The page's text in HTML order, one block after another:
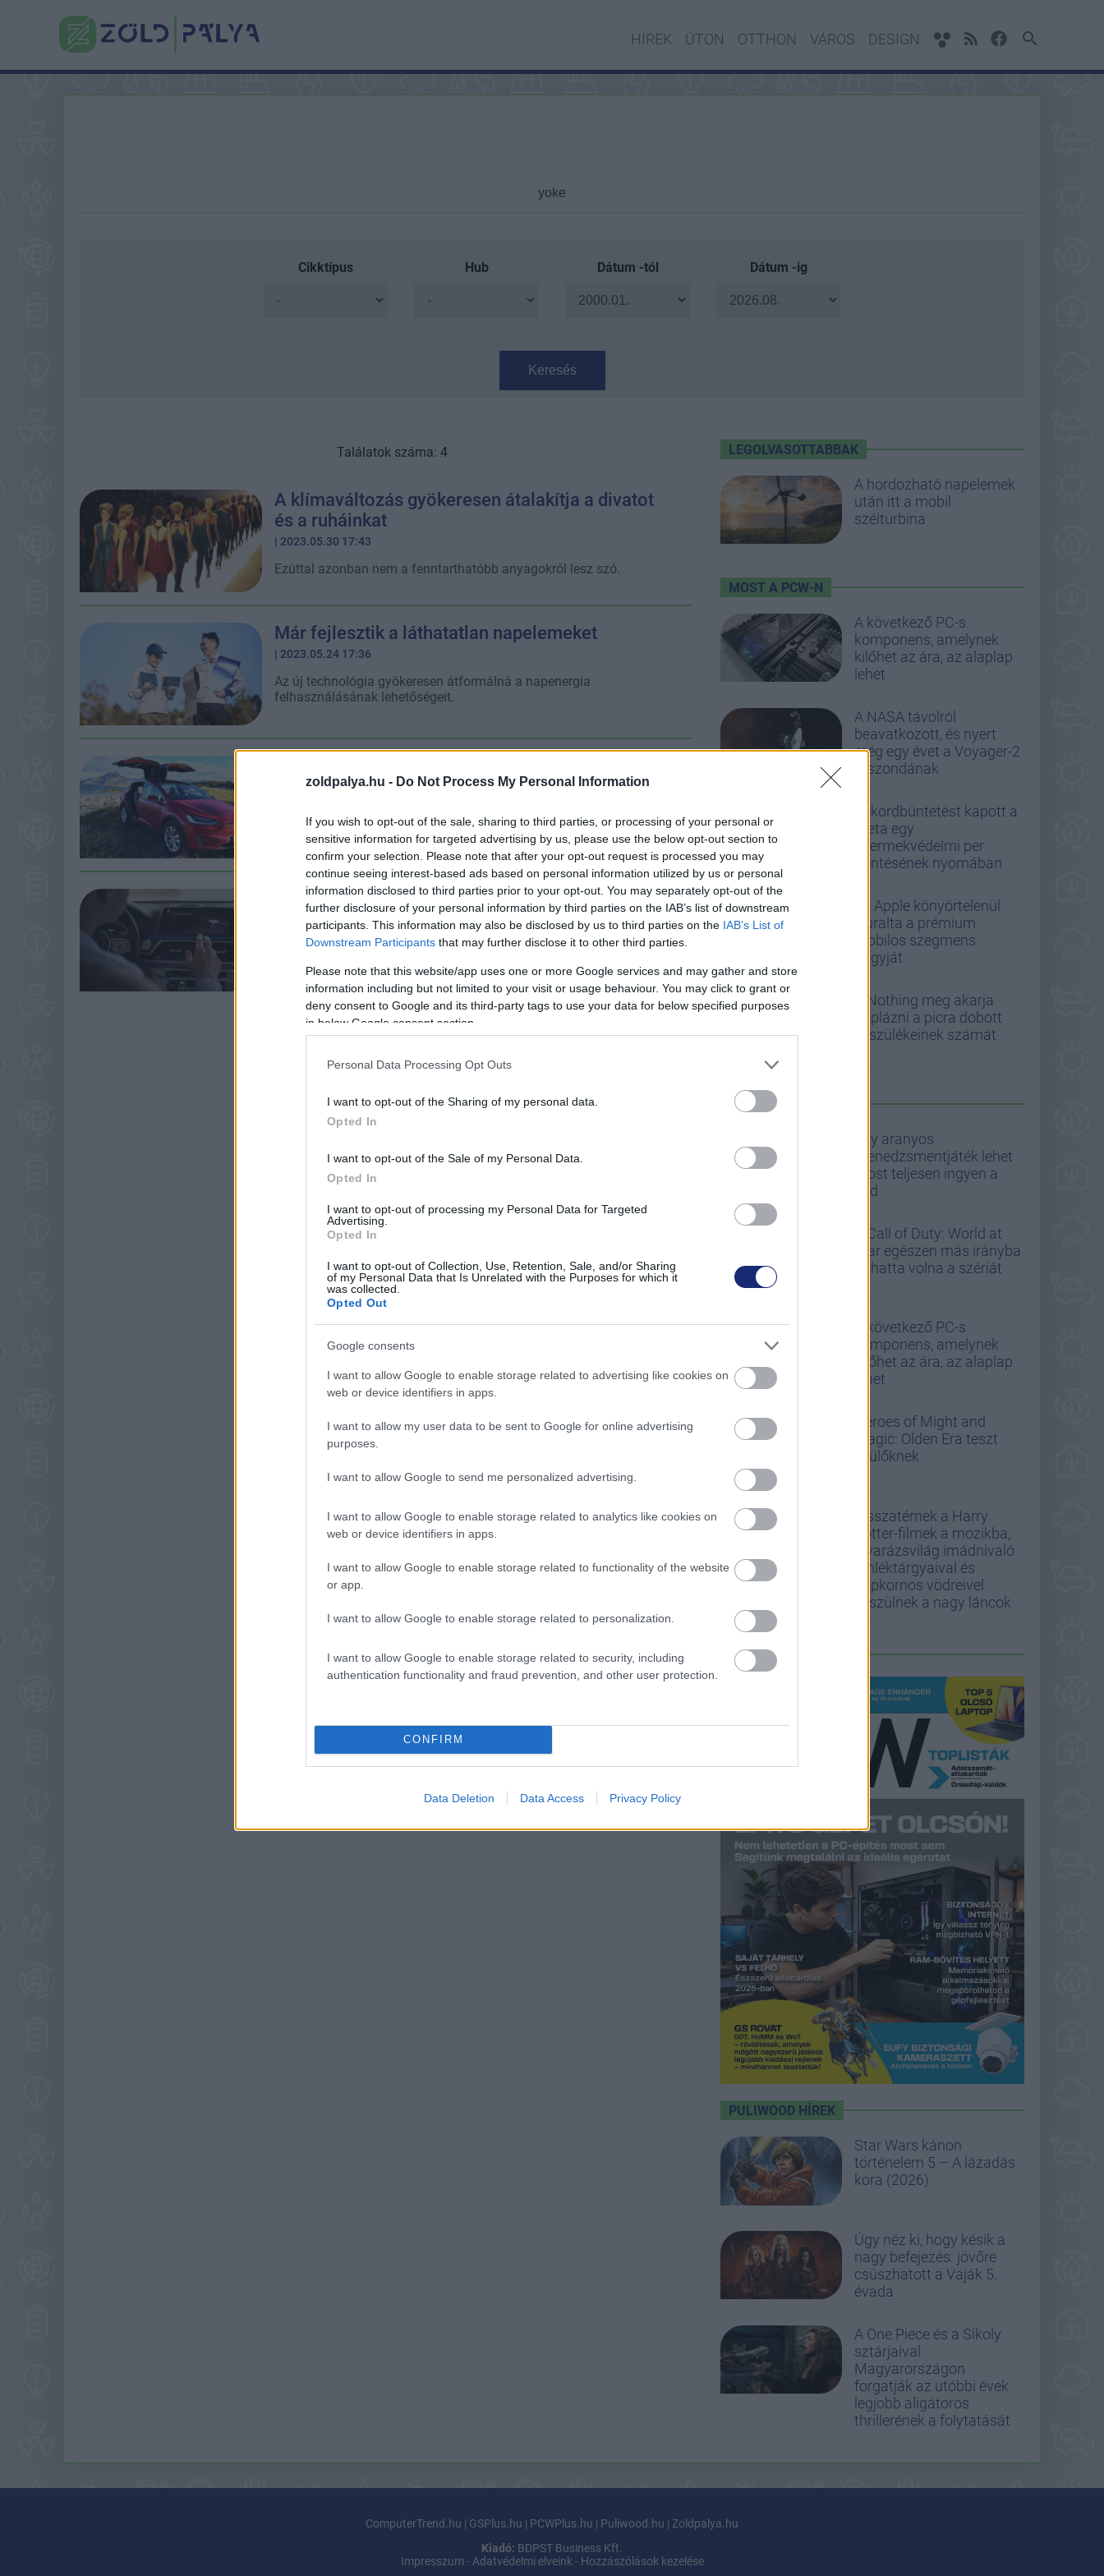
zoldpalya.hu - Do Not Process My Personal Information
If you wish to opt-out of the sale, sharing to third parties, or processing of your personal or
sensitive information for targeted advertising by us, please use the below opt-out section to
confirm your selection. Please note that after your opt-out request is processed you may
continue seeing interest-based ads based on personal information utilized by us or personal
information disclosed to third parties prior to your opt-out. You may separately opt-out of the
further disclosure of your personal information by third parties on the IAB’s list of downstream
participants. This information may also be disclosed by us to third parties on the IAB’s List of
Downstream Participants that may further disclose it to other third parties.
Please note that this website/app uses one or more Google services and may gather and store
information including but not limited to your visit or usage behaviour. You may click to grant or
deny consent to Google and its third-party tags to use your data for below specified purposes
in below Google consent section.
Personal Data Processing Opt Outs
I want to opt-out of the Sharing of my personal data.
Opted In
I want to opt-out of the Sale of my Personal Data.
Opted In
I want to opt-out of processing my Personal Data for Targeted
Advertising.
Opted In
I want to opt-out of Collection, Use, Retention, Sale, and/or Sharing
of my Personal Data that Is Unrelated with the Purposes for which it
was collected.
Opted Out
Google consents
I want to allow Google to enable storage related to advertising like cookies on
web or device identifiers in apps.
I want to allow my user data to be sent to Google for online advertising
purposes.
I want to allow Google to send me personalized advertising.
I want to allow Google to enable storage related to analytics like cookies on
web or device identifiers in apps.
I want to allow Google to enable storage related to functionality of the website
or app.
I want to allow Google to enable storage related to personalization.
I want to allow Google to enable storage related to security, including
authentication functionality and fraud prevention, and other user protection.
CONFIRM
Data Deletion Data Access Privacy Policy
HÍREK ÚTON OTTHON VÁROS DESIGN
Cikktípus Hub Dátum -tól Dátum -ig
Keresés
Találatok száma: 4
A klímaváltozás gyökeresen átalakítja a divatot
és a ruháinkat
| 2023.05.30 17:43
Ezúttal azonban nem a fenntarthatóbb anyagokról lesz szó.
Már fejlesztik a láthatatlan napelemeket
| 2023.05.24 17:36
Az új technológia gyökeresen átformálná a napenergia
felhasználásának lehetőségeit.
| 2023.01.07 17:38
Mindenki nyugodjon meg!!!
Tesztelték az autós érintőképernyőket, az
eredmény lesújtó
| 2022.08.22 08:49
Ijesztően balesetveszélyesek a modern autókban egyre jobban
elterjedő kezelőszervek.
LEGOLVASOTTABBAK
A hordozható napelemek
után itt a mobil
szélturbina
MOST A PCW-N
A következő PC-s
komponens, amelynek
kilőhet az ára, az alaplap
lehet
A NASA távolról
beavatkozott, és nyert
még egy évet a Voyager-2
űrszondának
Rekordbüntetést kapott a
Meta egy
gyermekvédelmi per
döntésének nyomában
Az Apple könyörtelenül
leuralta a prémium
mobilos szegmens
nagyját
A Nothing meg akarja
duplázni a picra dobott
készülékeinek számát
A GS AJÁNLJA
Egy aranyos
menedzsmentjáték lehet
most teljesen ingyen a
tiéd
A Call of Duty: World at
War egészen más irányba
tolhatta volna a szériát
A következő PC-s
komponens, amelynek
kilőhet az ára, az alaplap
lehet
Heroes of Might and
Magic: Olden Era teszt
szülőknek
Visszatérnek a Harry
Potter-filmek a mozikba,
a varázsvilág imádnivaló
emléktárgyaival és
popkornos vödreivel
készülnek a nagy láncok
LEGFRISSEBB PCW
PULIWOOD HÍREK
Star Wars kánon
történelem 5 – A lázadás
kora (2026)
Úgy néz ki, hogy késik a
nagy befejezés: jövőre
csúszhatott a Vaják 5.
évada
A One Piece és a Sikoly
sztárjaival
Magyarországon
forgatják az utóbbi évek
legjobb aligátoros
thrillerének a folytatását
ComputerTrend.hu | GSPlus.hu | PCWPlus.hu | Puliwood.hu | Zoldpalya.hu
Kiadó: BDPST Business Kft.
Impresszum - Adatvédelmi elveink - Hozzászólások kezelése